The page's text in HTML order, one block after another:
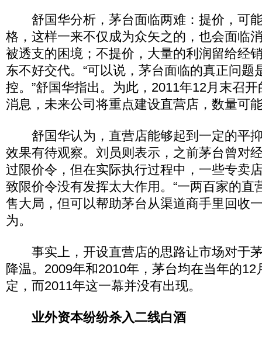
舒国华分析，茅台面临两难：提价，可
格，这样一来不仅成为众矢之的，也会面临
被透支的困境；不提价，大量的利润留给经
东不好交代。“可以说，茅台面临的真正问题
控。”舒国华指出。为此，2011年12月末召
消息，未来公司将重点建设直营店，数量可
舒国华认为，直营店能够起到一定的平
效果有待观察。刘员则表示，之前茅台曾对
过限价令，但在实际执行过程中，一些专卖
致限价令没有发挥太大作用。“一两百家的直
售大局，但可以帮助茅台从渠道商手里回收
为。
事实上，开设直营店的思路让市场对于
降温。2009年和2010年，茅台均在当年的
定，而2011年这一幕并没有出现。
业外资本纷纷杀入二线白酒